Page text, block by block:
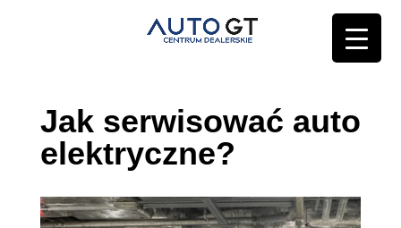
Jak serwisować auto
elektryczne?